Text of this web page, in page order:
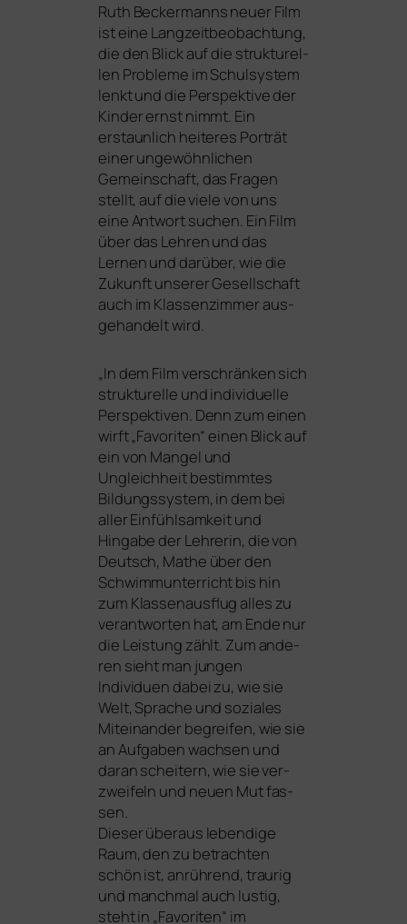
Ruth Beckermanns neu­er Film
ist eine Langzeitbeobachtung,
die den Blick auf die struk­tu­rel­
len Probleme im Schulsystem
lenkt und die Perspektive der
Kinder ernst nimmt. Ein
erstaun­lich hei­te­res Porträt
einer unge­wöhn­li­chen
Gemeinschaft, das Fragen
stellt, auf die vie­le von uns
eine Antwort suchen. Ein Film
über das Lehren und das
Lernen und dar­über, wie die
Zukunft unse­rer Gesellschaft
auch im Klassenzimmer aus­
ge­han­delt wird.
„In dem Film ver­schrän­ken sich
struk­tu­rel­le und indi­vi­du­el­le
Perspektiven. Denn zum einen
wirft „Favoriten“ einen Blick auf
ein von Mangel und
Ungleichheit bestimm­tes
Bildungssystem, in dem bei
aller Einfühlsamkeit und
Hingabe der Lehrerin, die von
Deutsch, Mathe über den
Schwimmunterricht bis hin
zum Klassenausflug alles zu
ver­ant­wor­ten hat, am Ende nur
die Leistung zählt. Zum ande­
ren sieht man jun­gen
Individuen dabei zu, wie sie
Welt, Sprache und sozia­les
Miteinander begrei­fen, wie sie
an Aufgaben wach­sen und
dar­an schei­tern, wie sie ver­
zwei­feln und neu­en Mut fas­
sen.
Dieser über­aus leben­di­ge
Raum, den zu betrach­ten
schön ist, anrüh­rend, trau­rig
und manch­mal auch lus­tig,
steht in „Favoriten“ im